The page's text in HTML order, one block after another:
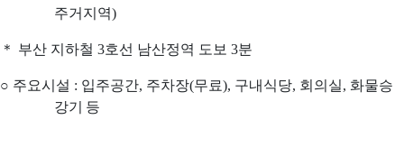
주거지역)
＊ 부산 지하철 3호선 남산정역 도보 3분
○ 주요시설 : 입주공간, 주차장(무료), 구내식당, 회의실, 화물승
강기
등